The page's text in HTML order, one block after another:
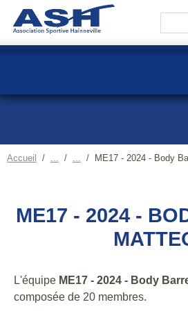
Accueil ME17 - 2024 - Body
ME17 - 2024 -
L'équipe ME17 - 2024 - Body
composée de 20 membres.
Panneau de gestion des cookies